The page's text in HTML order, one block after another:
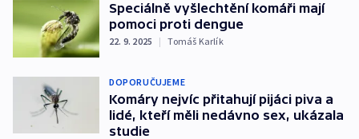
Speciálně vyšlechtění komáři mají
pomoci proti dengue
22. 9. 2025 | Tomáš Karlík
DOPORUČUJEME
Komáry nejvíc přitahují pijáci piva a
lidé, kteří měli nedávno sex, ukázala
studie